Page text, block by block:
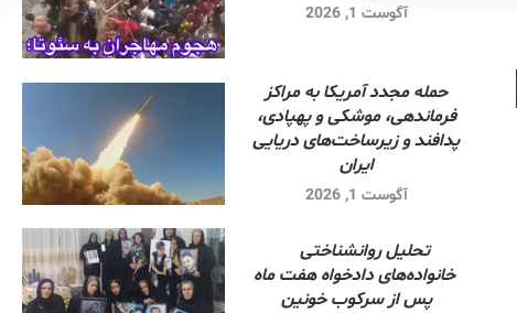
آگوست 1, 2026
حمله مجدد آمریکا به مراکز
فرماندهی، موشکی و پهپادی،
پدافند و زیرساخت‌های دریایی
ایران
آگوست 1, 2026
تحلیل روانشناختی
خانواده‌های دادخواه هفت ماه
پس از سرکوب خونین